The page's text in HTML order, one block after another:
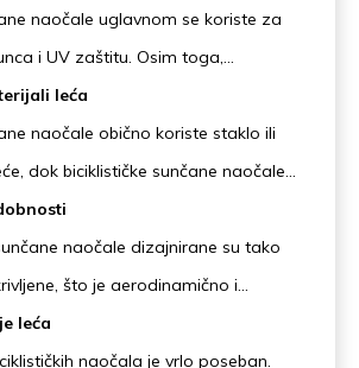
Postoji velika razlika između
biciklističkih sunčanih naočala i
naočale uglavnom se koriste za
i UV zaštitu. Osim toga,
naočale imaju i funkciju zaštite
leća
naočale obično koriste staklo ili
dok biciklističke sunčane naočale
ili TAC leće kako staklo ne bi
pada tijekom vožnje.
naočale dizajnirane su tako
što je aerodinamično i
da savršeno pristaje licu,
široku vidljivost i pružajući
leća
naočala je vrlo poseban.